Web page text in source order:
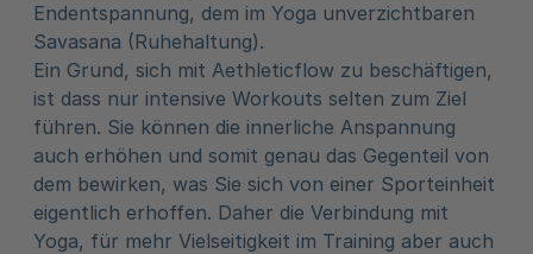
Endentspannung, dem im Yoga unverzichtbaren
Savasana (Ruhehaltung).
Ein Grund, sich mit Aethleticflow zu beschäftigen,
ist dass nur intensive Workouts selten zum Ziel
führen. Sie können die innerliche Anspannung
auch erhöhen und somit genau das Gegenteil von
dem bewirken, was Sie sich von einer Sporteinheit
eigentlich erhoffen. Daher die Verbindung mit
Yoga, für mehr Vielseitigkeit im Training aber auch